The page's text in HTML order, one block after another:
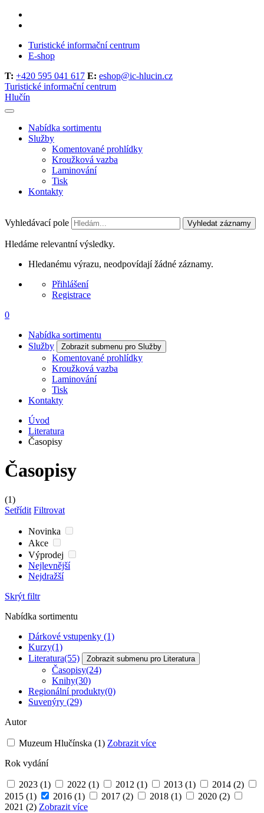
Turistické informační centrum
E-shop
T: +420 595 041 617 E: eshop@ic-hlucin.cz
Turistické informační centrum
Hlučín
Nabídka sortimentu
Služby
Komentované prohlídky
Kroužková vazba
Laminování
Tisk
Kontakty
Vyhledávací pole Vyhledat záznamy
Hledáme relevantní výsledky.
Hledanému výrazu, neodpovídají žádné záznamy.
Přihlášení
Registrace
0
Nabídka sortimentu
Služby
Zobrazit submenu pro Služby
Komentované prohlídky
Kroužková vazba
Laminování
Tisk
Kontakty
Úvod
Literatura
Časopisy
Časopisy
(1)
Setřídit Filtrovat
Novinka
Akce
Výprodej
Nejlevnější
Nejdražší
Skrýt filtr
Nabídka sortimentu
Dárkové vstupenky (1)
Kurzy(1)
Literatura(55) Zobrazit submenu pro Literatura
Časopisy(24)
Knihy(30)
Regionální produkty(0)
Suvenýry (29)
Autor
Muzeum Hlučínska (1) Zobrazit více
Rok vydání
2023 (1) 2022 (1) 2012 (1) 2013 (1) 2014 (2)
2015 (1) 2016 (1) 2017 (2) 2018 (1) 2020 (2)
2021 (2) Zobrazit více